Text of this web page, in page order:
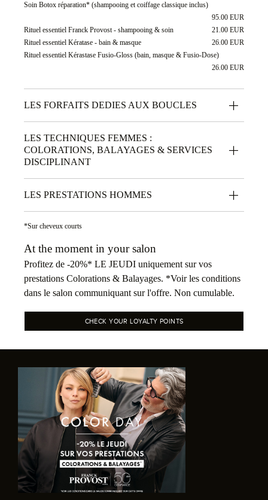
Soin Botox réparation* (shampooing et coiffage classique inclus)
95.00 EUR
Rituel essentiel Franck Provost - shampooing & soin
21.00 EUR
Rituel essentiel Kératase - bain & masque
26.00 EUR
Rituel essentiel Kérastase Fusio-Gloss (bain, masque & Fusio-Dose)
26.00 EUR
LES FORFAITS DEDIES AUX BOUCLES
LES TECHNIQUES FEMMES :
COLORATIONS, BALAYAGES & SERVICES
DISCIPLINANT
LES PRESTATIONS HOMMES
*Sur cheveux courts
At the moment in your salon
Profitez de -20%* LE JEUDI uniquement sur vos
prestations Colorations & Balayages. *Voir les conditions
dans le salon communiquant sur l'offre. Non cumulable.
CHECK YOUR LOYALTY POINTS